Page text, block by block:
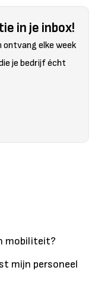
in je inbox!
ontvang elke week
je bedrijf écht
mobiliteit?
mijn personeel